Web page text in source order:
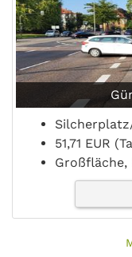
51,71 EUR